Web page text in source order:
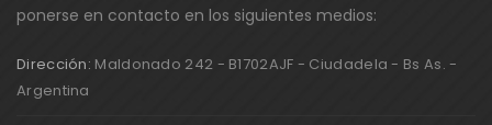
ponerse en contacto en los siguientes medios:
Dirección: Maldonado 242 - B1702AJF - Ciudadela - Bs As. -
Argentina